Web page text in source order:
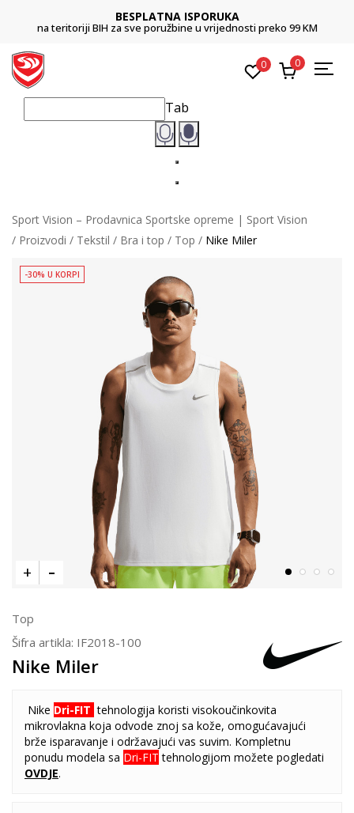
BESPLATNA ISPORUKA
na teritoriji BIH za sve poružbine u vrijednosti preko 99 KM
0 0
Tab
Sport Vision – Prodavnica Sportske opreme | Sport Vision
Proizvodi
Tekstil Bra i top Top Nike Miler
-30% U KORPI
Top
Šifra artikla: IF2018-100
Nike Miler
Nike Dri-FIT tehnologija koristi visokoučinkovita
mikrovlakna koja odvode znoj sa kože, omogućavajući
brže isparavanje i održavajući vas suvim. Kompletnu
ponudu modela sa Dri-FIT tehnologijom možete pogledati
OVDJE.